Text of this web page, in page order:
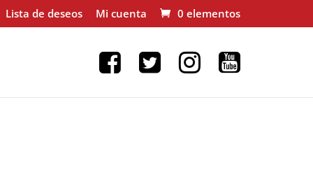
Lista de deseos Mi cuenta 0 elementos